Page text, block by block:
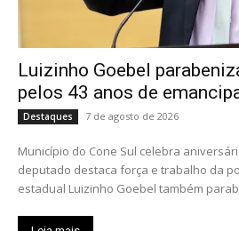
Luizinho Goebel
pelos 43 anos de
Destaques 7 de agosto de 2026
Município do Cone Sul celebra
deputado destaca força e trabalho da população
estadual Luizinho Goebel também